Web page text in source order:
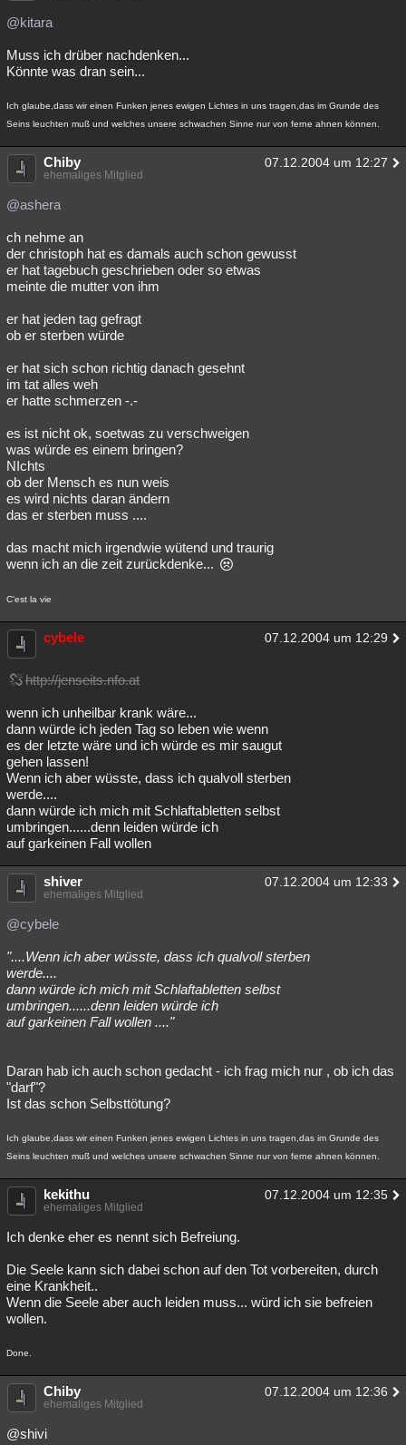
@kitara
Muss ich drüber nachdenken...
Könnte was dran sein...
Ich glaube,dass wir einen Funken jenes ewigen Lichtes in uns tragen,das im Grunde des
Seins leuchten muß und welches unsere schwachen Sinne nur von ferne ahnen können.
Chiby 07.12.2004 um 12:27
ehemaliges Mitglied
@ashera
ch nehme an
der christoph hat es damals auch schon gewusst
er hat tagebuch geschrieben oder so etwas
meinte die mutter von ihm
er hat jeden tag gefragt
ob er sterben würde
er hat sich schon richtig danach gesehnt
im tat alles weh
er hatte schmerzen -.-
es ist nicht ok, soetwas zu verschweigen
was würde es einem bringen?
NIchts
ob der Mensch es nun weis
es wird nichts daran ändern
das er sterben muss ....
das macht mich irgendwie wütend und traurig
wenn ich an die zeit zurückdenke...
C'est la vie
cybele 07.12.2004 um 12:29
http://jenseits.nfo.at
wenn ich unheilbar krank wäre...
dann würde ich jeden Tag so leben wie wenn
es der letzte wäre und ich würde es mir saugut
gehen lassen!
Wenn ich aber wüsste, dass ich qualvoll sterben
werde....
dann würde ich mich mit Schlaftabletten selbst
umbringen......denn leiden würde ich
auf garkeinen Fall wollen
shiver 07.12.2004 um 12:33
ehemaliges Mitglied
@cybele
"....Wenn ich aber wüsste, dass ich qualvoll sterben
werde....
dann würde ich mich mit Schlaftabletten selbst
umbringen......denn leiden würde ich
auf garkeinen Fall wollen ...."
Daran hab ich auch schon gedacht - ich frag mich nur , ob ich das
"darf"?
Ist das schon Selbsttötung?
Ich glaube,dass wir einen Funken jenes ewigen Lichtes in uns tragen,das im Grunde des
Seins leuchten muß und welches unsere schwachen Sinne nur von ferne ahnen können.
kekithu 07.12.2004 um 12:35
ehemaliges Mitglied
Ich denke eher es nennt sich Befreiung.
Die Seele kann sich dabei schon auf den Tot vorbereiten, durch
eine Krankheit..
Wenn die Seele aber auch leiden muss... würd ich sie befreien
wollen.
Done.
Chiby 07.12.2004 um 12:36
ehemaliges Mitglied
@shivi